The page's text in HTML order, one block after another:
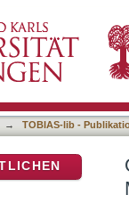
→ TOBIAS-lib -